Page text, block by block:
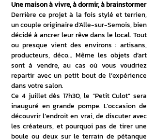
Une maison à vivre, à dormir, à brainstormer
Derrière ce projet à la fois stylé et terrien,
un couple originaire d’Alle-sur-Semois, bien
décidé à ancrer leur rêve dans le local. Tout
ou presque vient des environs : artisans,
producteurs, déco… Même les objets d’art
sont à vendre, au cas où vous voudriez
repartir avec un petit bout de l’expérience
dans votre salon.
Ce 4 juillet dès 17h30, le “Petit Culot” sera
inauguré en grande pompe. L’occasion de
découvrir l’endroit en vrai, de discuter avec
les créateurs, et pourquoi pas de tirer une
boule ou deux sur le terrain de pétanque